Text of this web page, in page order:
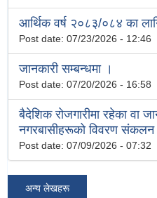
आर्थिक वर्ष २०८३/०८४ का
Post date: 07/23/2026 - 12:46
जानकारी सम्बन्धमा ।
Post date: 07/20/2026 - 16:58
बैदेशिक रोजगारीमा रहेका वा
नगरबासीहरूको विवरण संकलन
Post date: 07/09/2026 - 07:32
अन्य लेखहरू